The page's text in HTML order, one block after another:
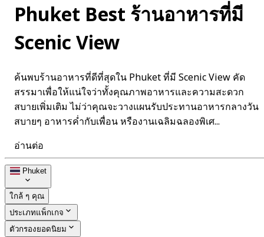
Phuket Best ร้านอาหารที่มี
Scenic View
ค้นพบร้านอาหารที่ดีที่สุดใน Phuket ที่มี Scenic View คัด
สรรมาเพื่อให้แน่ใจว่าทั้งคุณภาพอาหารและความสะดวก
สบายเพิ่มเติม ไม่ว่าคุณจะวางแผนรับประทานอาหารกลางวัน
สบายๆ อาหารค่ำกับเพื่อน หรืองานเฉลิมฉลองพิเศ...
อ่านต่อ
Phuket
ใกล้ ๆ คุณ
ประเภทแพ็กเกจ
ตัวกรองยอดนิยม